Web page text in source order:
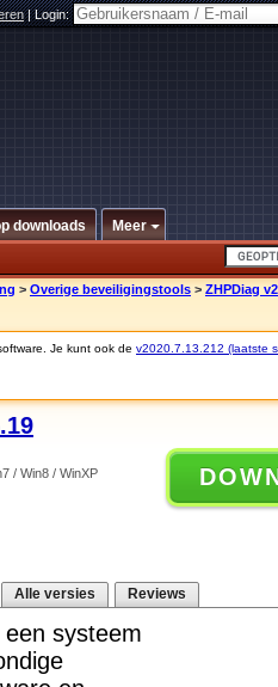
|Login:
downloads Meer
> Overige beveiligingstools > ZHPDiag
Je kunt ook de v2020.7.13.212 (laatste
/ Win8 / WinXP
Alle versies Reviews
systeem